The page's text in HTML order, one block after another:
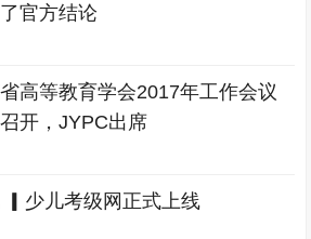
官方结论
高等教育学会2017年工作会议
开，JYPC出席
▎少儿考级网正式上线